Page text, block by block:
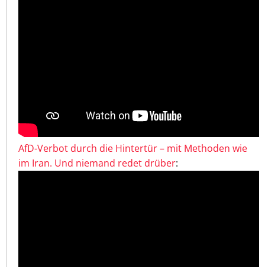
AfD-Verbot durch die Hintertür – mit Methoden wie
im Iran. Und niemand redet drüber: